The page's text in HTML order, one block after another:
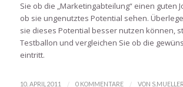
Sie ob die „Marketingabteilung“ einen guten
ob sie ungenutztes Potential sehen.
sie dieses Potential besser nutzen können,
Testballon und vergleichen Sie ob die
eintritt.
10. APRIL 2011 / 0 KOMMENTARE / VON S.MUELLER